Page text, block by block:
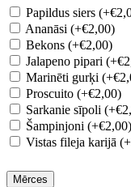
Papildus siers
Ananāsi (+€2,00)
Bekons (+€2,00)
Jalapeno pipari
Marinēti gurķi
Proscuito (+€2,00)
Sarkanie sīpoli
Šampinjoni (+€2,00)
Vistas fileja karijā
Mērces